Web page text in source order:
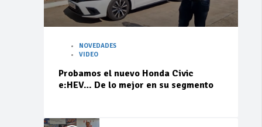
NOVEDADES
VIDEO
Probamos el nuevo Honda Civic
e:HEV… De lo mejor en su segmento